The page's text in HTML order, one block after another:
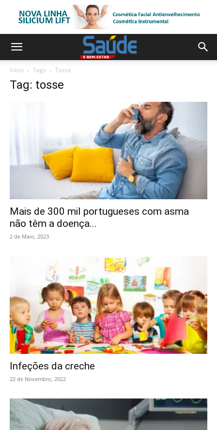
Início Tags Tosse
Tag: tosse
Mais de 300 mil portugueses com asma
não têm a doença...
2 de Maio, 2023
Infeções da creche
22 de Novembro, 2022